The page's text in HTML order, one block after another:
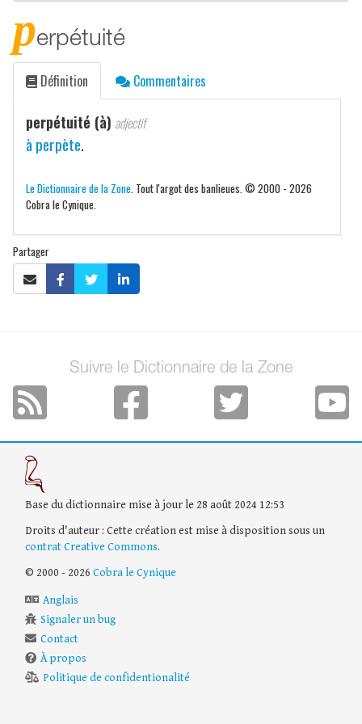
perpétuité
Définition Commentaires
perpétuité (à) adjectif
à perpète.
Le Dictionnaire de la Zone . Tout l'argot des banlieues. © 2000 - 2026
Cobra le Cynique.
Partager
Suivre le Dictionnaire de la Zone
Base du dictionnaire mise à jour le 28 août 2024 12:53
Droits d'auteur : Cette création est mise à disposition sous un
contrat Creative Commons.
© 2000 - 2026 Cobra le Cynique
Anglais
Signaler un bug
Contact
À propos
Politique de confidentionalité